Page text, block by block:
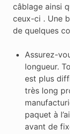
câblage ainsi
ceux-ci . Une
de quelques
Assurez-
longueur.
est plus
très long
paquet à
avant de